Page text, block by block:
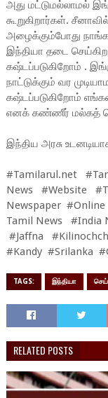
அது மட்டுமல்லாமல்
கூறுகிறார்கள்.
அழைக்கும்போது
இந்தியா தடை
கஷ்டப்படுகிறோம் .
நாட்டுக்கும் வர
கஷ்டப்படுகிறோம்
எனக் கண்ணீர் மல்கத்
இந்திய அரசு
#Tamilarul.net
News #Website
Newspaper
Tamil News #India
#Jaffna
#Kandy #Srilanka
TAGS: இந்தியா
RELATED POSTS